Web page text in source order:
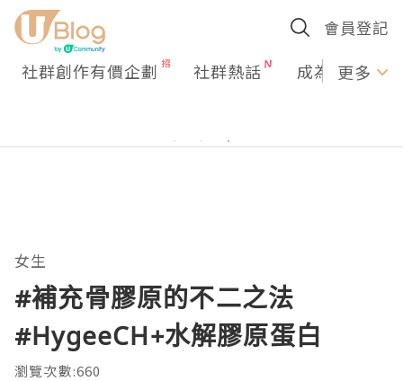
會員登記
社群創作有價企劃 社群熱話 成為U更多
女生
#補充骨膠原的不二之法
#HygeeCH+水解膠原蛋白
瀏覽次數:660